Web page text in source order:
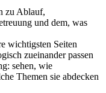
zu Ablauf,
und dem, was
wichtigsten Seiten
zueinander passen
sehen, wie
Themen sie abdecken